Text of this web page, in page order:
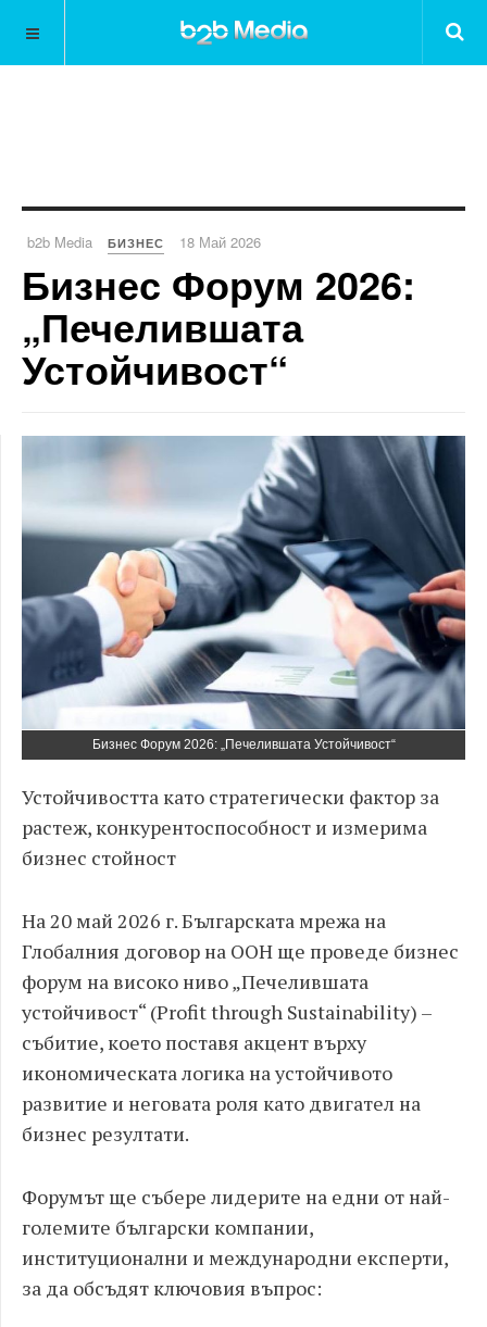
b2b Media БИЗНЕС 18 Май 2026
Бизнес Форум 2026:
„Печелившата
Устойчивост“
Бизнес Форум 2026: „Печелившата Устойчивост“
Устойчивостта като стратегически фактор за
растеж, конкурентоспособност и измерима
бизнес стойност
На 20 май 2026 г. Българската мрежа на
Глобалния договор на ООН ще проведе бизнес
форум на високо ниво „Печелившата
устойчивост“ (Profit through Sustainability) –
събитие, което поставя акцент върху
икономическата логика на устойчивото
развитие и неговата роля като двигател на
бизнес резултати.
Форумът ще събере лидерите на едни от най-
големите български компании,
институционални и международни експерти,
за да обсъдят ключовия въпрос: